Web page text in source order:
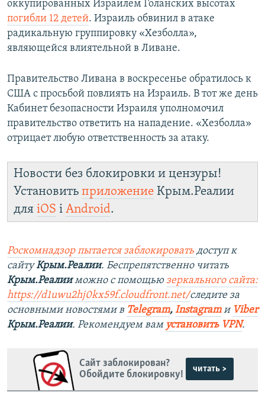
оккупированных Израилем Голанских высотах
погибли 12 детей. Израиль обвинил в атаке
радикальную группировку «Хезболла»,
являющейся влиятельной в Ливане.
Правительство Ливана в воскресенье обратилось к
США с просьбой повлиять на Израиль. В тот же день
Кабинет безопасности Израиля уполномочил
правительство ответить на нападение. «Хезболла»
отрицает любую ответственность за атаку.
Новости без блокировки и цензуры!
Установить приложение Крым.Реалии
для iOS і Android.
Роскомнадзор пытается заблокировать доступ к
сайтуКрым.Реалии. Беспрепятственно читать
Крым.Реалииможно с помощью зеркального сайта:
https://d1uwu2hj0kx59f.cloudfront.net/следите за
основными новостями в Telegram, Instagramи Viber
Крым.Реалии. Рекомендуем вам установить VPN.
Сайт заблокирован?
Обойдите блокировку!
читать >